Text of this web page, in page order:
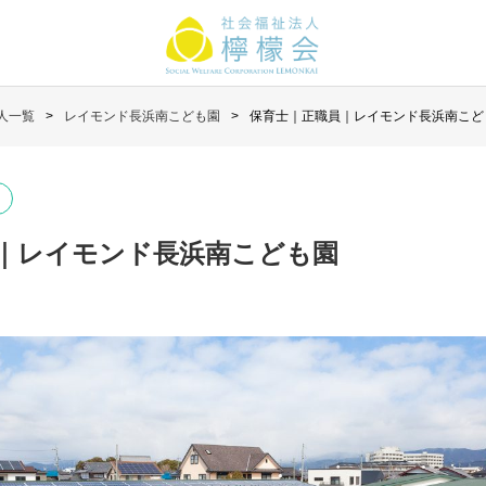
一覧 レイモンド長浜南こども園 保育士｜正職員｜レイモンド長浜南こ
レイモンド長浜南こども園